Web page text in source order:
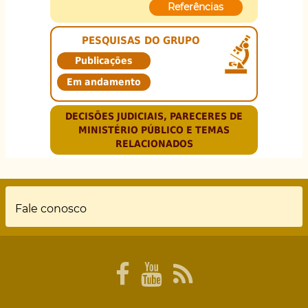
Referências
PESQUISAS DO GRUPO
Publicações
Em andamento
DECISÕES JUDICIAIS, PARECERES DE
MINISTÉRIO PÚBLICO E TEMAS
RELACIONADOS
Rodapé
Fale conosco